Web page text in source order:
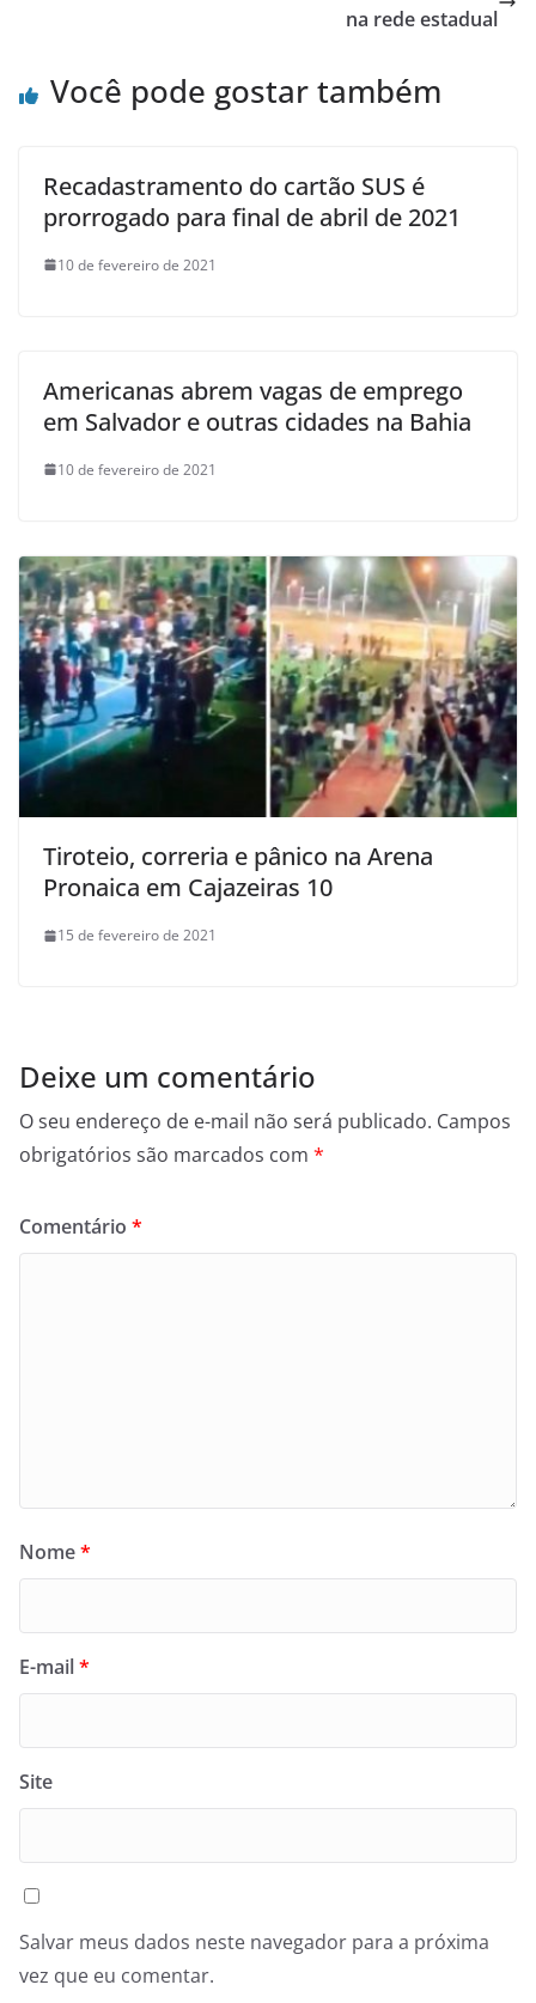
na rede estadual
Você pode gostar também
Recadastramento do cartão SUS é
prorrogado para final de abril de 2021
10 de fevereiro de 2021
Americanas abrem vagas de emprego
em Salvador e outras cidades na Bahia
10 de fevereiro de 2021
Tiroteio, correria e pânico na Arena
Pronaica em Cajazeiras 10
15 de fevereiro de 2021
Deixe um comentário
O seu endereço de e-mail não será publicado. Campos
obrigatórios são marcados com *
Comentário *
Nome*
E-mail*
Site
Salvar meus dados neste navegador para a próxima
vez que eu comentar.